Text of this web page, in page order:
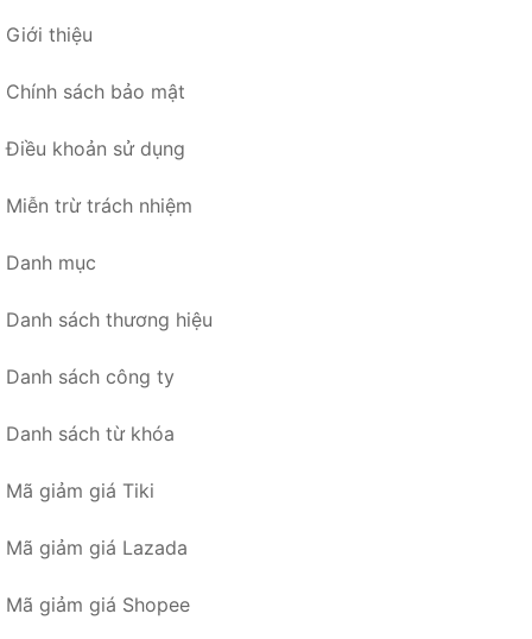
Giới thiệu
Chính sách bảo mật
Điều khoản sử dụng
Miễn trừ trách nhiệm
Danh mục
Danh sách thương hiệu
Danh sách công ty
Danh sách từ khóa
Mã giảm giá Tiki
Mã giảm giá Lazada
Mã giảm giá Shopee